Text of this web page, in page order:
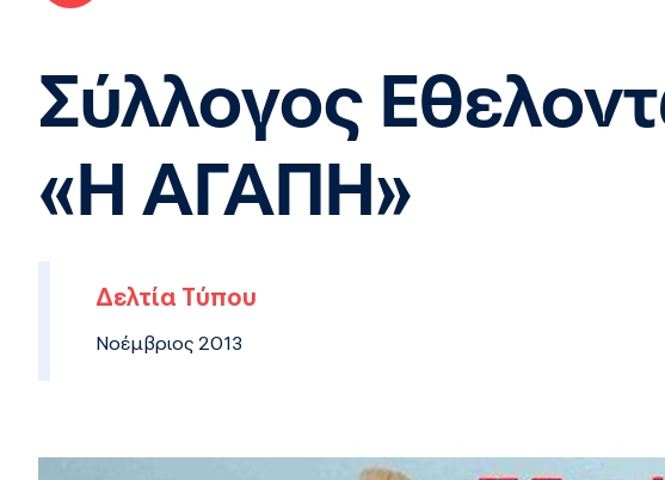
Σύλλογος
«Η ΑΓΑΠΗ»
Δελτία Τύπου
Νοέμβριος 2013